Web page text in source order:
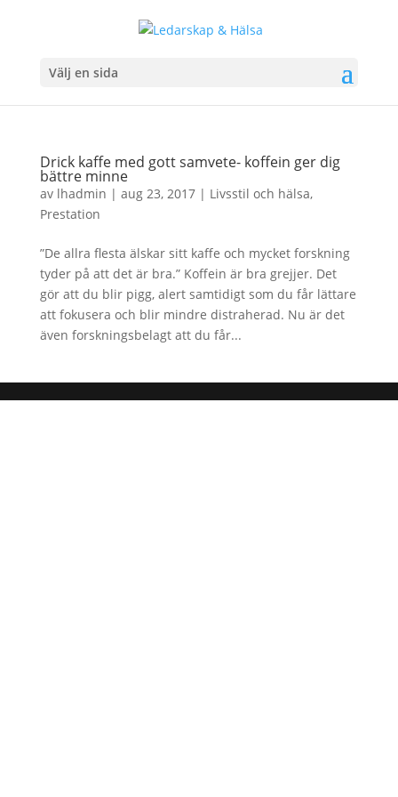
Välj en sida
Drick kaffe med gott samvete- koffein ger dig
bättre minne
av lhadmin | aug 23, 2017| Livsstil och hälsa,
Prestation
”De allra flesta älskar sitt kaffe och mycket forskning
tyder på att det är bra.” Koffein är bra grejjer. Det
gör att du blir pigg, alert samtidigt som du får lättare
att fokusera och blir mindre distraherad. Nu är det
även forskningsbelagt att du får...